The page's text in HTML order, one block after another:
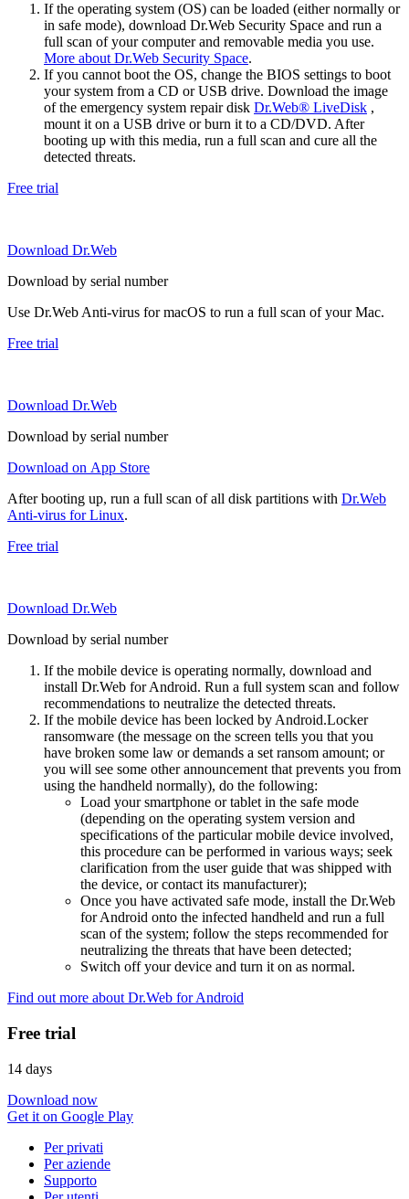
If the operating system (OS) can be loaded (either normally or
in safe mode), download Dr.Web Security Space and run a
full scan of your computer and removable media you use.
More about Dr.Web Security Space.
If you cannot boot the OS, change the BIOS settings to boot
your system from a CD or USB drive. Download the image
of the emergency system repair disk Dr.Web® LiveDisk ,
mount it on a USB drive or burn it to a CD/DVD. After
booting up with this media, run a full scan and cure all the
detected threats.
Free trial
Download Dr.Web
Download by serial number
Use Dr.Web Anti-virus for macOS to run a full scan of your Mac.
Free trial
Download Dr.Web
Download by serial number
Download on App Store
After booting up, run a full scan of all disk partitions with Dr.Web
Anti-virus for Linux.
Free trial
Download Dr.Web
Download by serial number
If the mobile device is operating normally, download and
install Dr.Web for Android. Run a full system scan and follow
recommendations to neutralize the detected threats.
If the mobile device has been locked by Android.Locker
ransomware (the message on the screen tells you that you
have broken some law or demands a set ransom amount; or
you will see some other announcement that prevents you from
using the handheld normally), do the following:
Load your smartphone or tablet in the safe mode
(depending on the operating system version and
specifications of the particular mobile device involved,
this procedure can be performed in various ways; seek
clarification from the user guide that was shipped with
the device, or contact its manufacturer);
Once you have activated safe mode, install the Dr.Web
for Android onto the infected handheld and run a full
scan of the system; follow the steps recommended for
neutralizing the threats that have been detected;
Switch off your device and turn it on as normal.
Find out more about Dr.Web for Android
Free trial
14 days
Download now
Get it on Google Play
Per privati
Per aziende
Supporto